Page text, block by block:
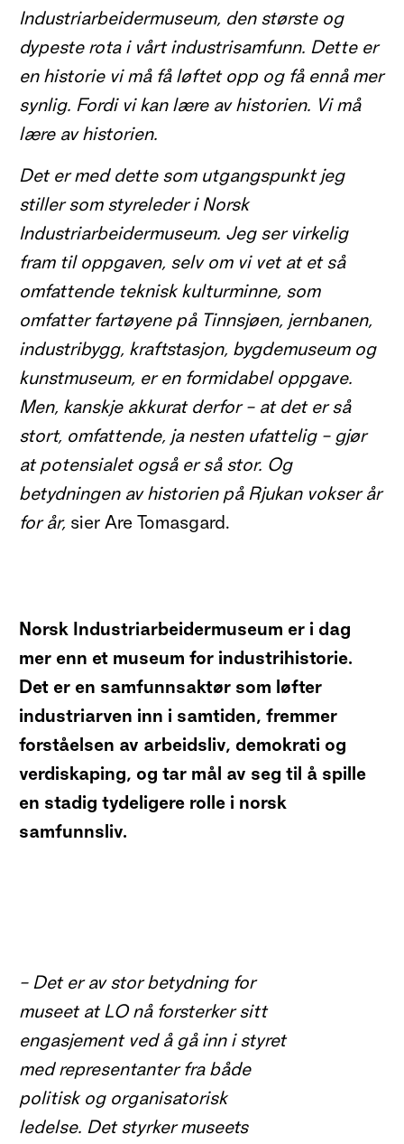
Industriarbeidermuseum, den største og
dypeste rota i vårt industrisamfunn. Dette er
en historie vi må få løftet opp og få ennå mer
synlig. Fordi vi kan lære av historien. Vi må
lære av historien.
Det er med dette som utgangspunkt jeg
stiller som styreleder i Norsk
Industriarbeidermuseum. Jeg ser virkelig
fram til oppgaven, selv om vi vet at et så
omfattende teknisk kulturminne, som
omfatter fartøyene på Tinnsjøen, jernbanen,
industribygg, kraftstasjon, bygdemuseum og
kunstmuseum, er en formidabel oppgave.
Men, kanskje akkurat derfor – at det er så
stort, omfattende, ja nesten ufattelig – gjør
at potensialet også er så stor. Og
betydningen av historien på Rjukan vokser år
for år, sier Are Tomasgard.
Norsk Industriarbeidermuseum er i dag
mer enn et museum for industrihistorie.
Det er en samfunnsaktør som løfter
industriarven inn i samtiden, fremmer
forståelsen av arbeidsliv, demokrati og
verdiskaping, og tar mål av seg til å spille
en stadig tydeligere rolle i norsk
samfunnsliv.
– Det er av stor betydning for
museet at LO nå forsterker sitt
engasjement ved å gå inn i styret
med representanter fra både
politisk og organisatorisk
ledelse. Det styrker museets